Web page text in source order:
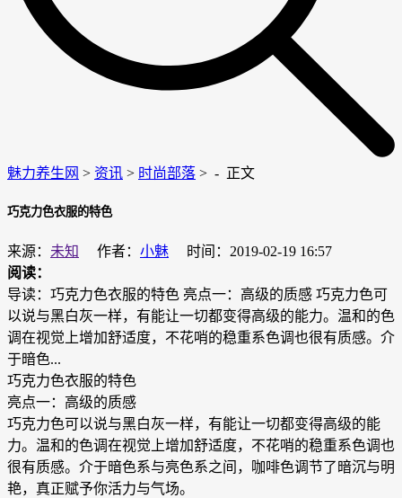
魅力养生网 > 资讯 > 时尚部落 > - 正文
巧克力色衣服的特色
来源： 未知 作者： 小魅
时间：2019-02-19 16:57
阅读：
导读：巧克力色衣服的特色 亮点一：高级的质感 巧克力色可
以说与黑白灰一样，有能让一切都变得高级的能力。温和的色
调在视觉上增加舒适度，不花哨的稳重系色调也很有质感。介
于暗色...
巧克力色衣服的特色
亮点一：高级的质感
巧克力色可以说与黑白灰一样，有能让一切都变得高级的能
力。温和的色调在视觉上增加舒适度，不花哨的稳重系色调也
很有质感。介于暗色系与亮色系之间，咖啡色调节了暗沉与明
艳，真正赋予你活力与气场。